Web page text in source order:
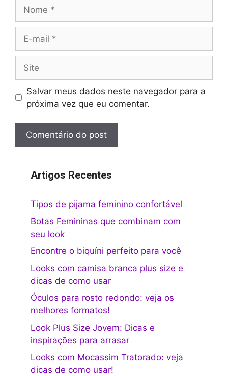
mail
Salvar meus dados neste navegador para a
próxima vez que eu comentar.
Artigos Recentes
Tipos de pijama feminino confortável
Botas Femininas que combinam com
seu look
Encontre o biquíni perfeito para você
Looks com camisa branca plus size e
dicas de como usar
Óculos para rosto redondo: veja os
melhores formatos!
Look Plus Size Jovem: Dicas e
inspirações para arrasar
Looks com Mocassim Tratorado: veja
dicas de como usar!